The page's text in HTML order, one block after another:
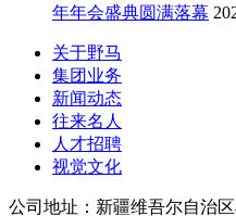
年年会盛典圆满落幕
关于野马
集团业务
新闻动态
往来名人
人才招聘
视觉文化
公司地址：新疆维吾尔自治